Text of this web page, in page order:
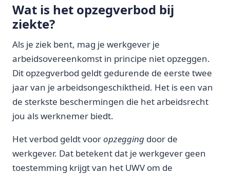
Wat is het opzegverbod bij
ziekte?
Als je ziek bent, mag je werkgever je
arbeidsovereenkomst in principe niet opzeggen.
Dit opzegverbod geldt gedurende de eerste twee
jaar van je arbeidsongeschiktheid. Het is een van
de sterkste beschermingen die het arbeidsrecht
jou als werknemer biedt.
Het verbod geldt vooropzegging door de
werkgever. Dat betekent dat je werkgever geen
toestemming krijgt van het UWV om de